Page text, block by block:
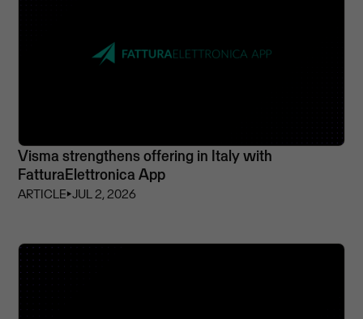
Visma strengthens offering in Italy with
FatturaElettronica App
ARTICLE⏵JUL 2, 2026